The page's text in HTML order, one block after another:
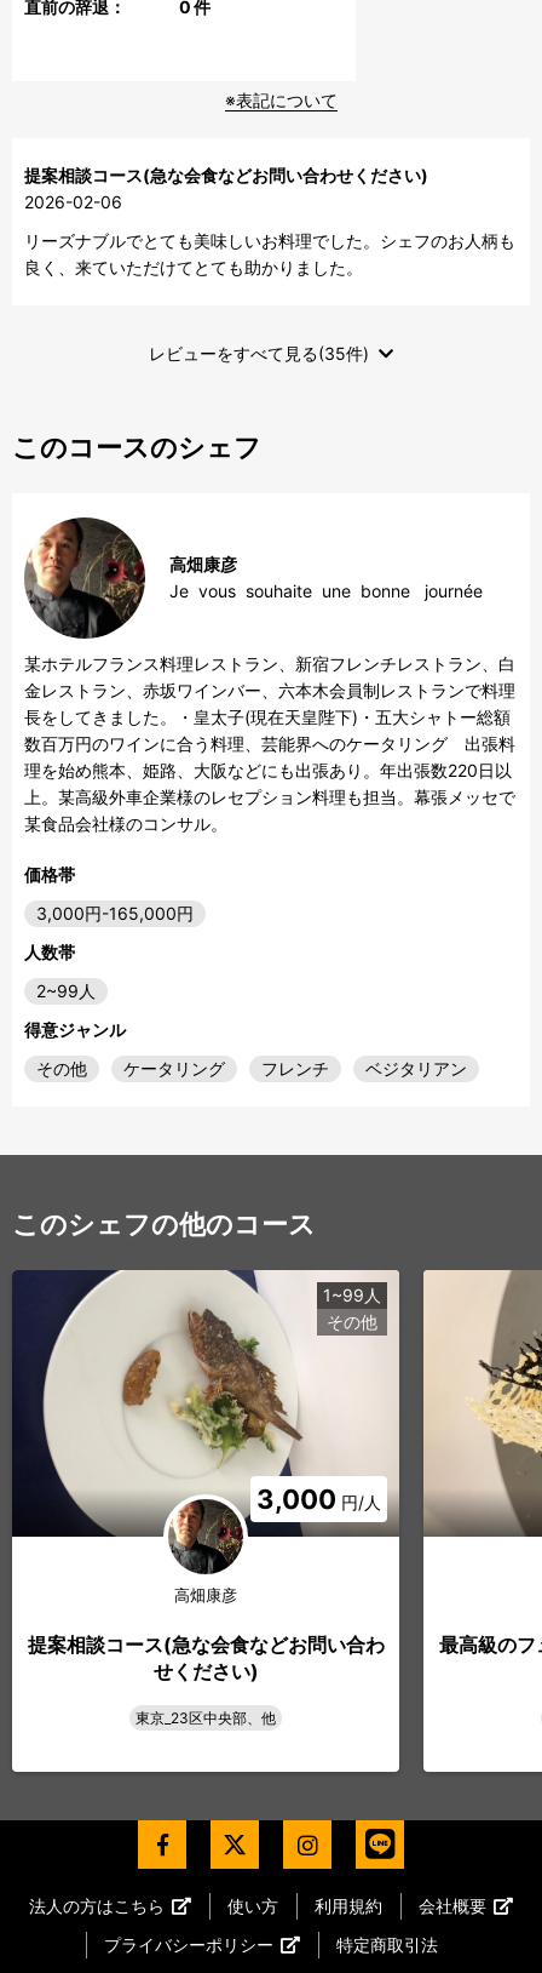
直前の辞退：
0件
※表記について
提案相談コース(急な会食などお問い合わせください)
2026-02-06
リーズナブルでとても美味しいお料理でした。シェフのお人柄も
良く、来ていただけてとても助かりました。
レビューをすべて見る(35件)
このコースのシェフ
高畑康彦
Je  vous  souhaite  une  bonne   journée
某ホテルフランス料理レストラン、新宿フレンチレストラン、白
金レストラン、赤坂ワインバー、六本木会員制レストランで料理
長をしてきました。・皇太子(現在天皇陛下)・五大シャトー総額
数百万円のワインに合う料理、芸能界へのケータリング　出張料
理を始め熊本、姫路、大阪などにも出張あり。年出張数220日以
上。某高級外車企業様のレセプション料理も担当。幕張メッセで
某食品会社様のコンサル。
価格帯
3,000円-165,000円
人数帯
2~99人
得意ジャンル
その他
ケータリング フレンチ ベジタリアン
このシェフの他のコース
3,000 円/人
1~99人
その他
高畑康彦
提案相談コース(急な会食などお問い合わ
せください)
東京_23区中央部、他
最高級の
法人の方はこちら 使い方 利用規約
会社概要
プライバシーポリシー
特定商取引法